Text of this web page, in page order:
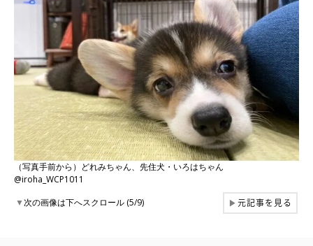
（写真手前から）どれみちゃん、先住犬・いろはちゃん
@iroha_WCP1011
▼次の画像は下へスクロール (5/9) ▶元記事を見る